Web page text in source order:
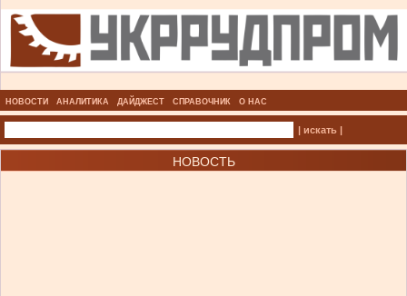
НОВОСТИ АНАЛИТИКА ДАЙДЖЕСТ СПРАВОЧНИК О НАС
| искать |
НОВОСТЬ